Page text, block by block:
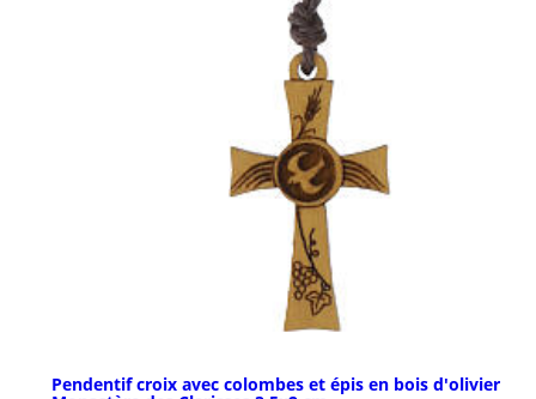
Pendentif croix avec colombes et épis en bois d'olivier